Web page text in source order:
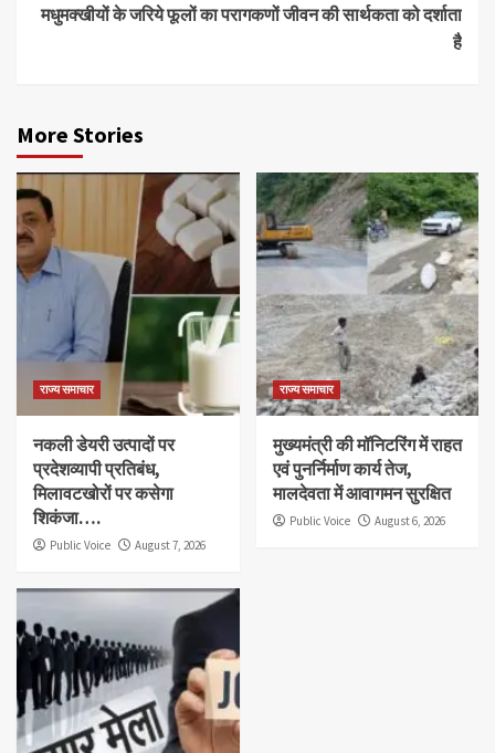
मधुमक्खीयों के जरिये फूलों का परागकणों जीवन की सार्थकता को दर्शाता
है
More Stories
राज्य समाचार
नकली डेयरी उत्पादों पर
प्रदेशव्यापी प्रतिबंध,
मिलावटखोरों पर कसेगा
शिकंजा….
Public Voice August 7, 2026
राज्य समाचार
मुख्यमंत्री की मॉनिटरिंग में राहत
एवं पुनर्निर्माण कार्य तेज,
मालदेवता में आवागमन सुरक्षित
Public Voice August 6, 2026